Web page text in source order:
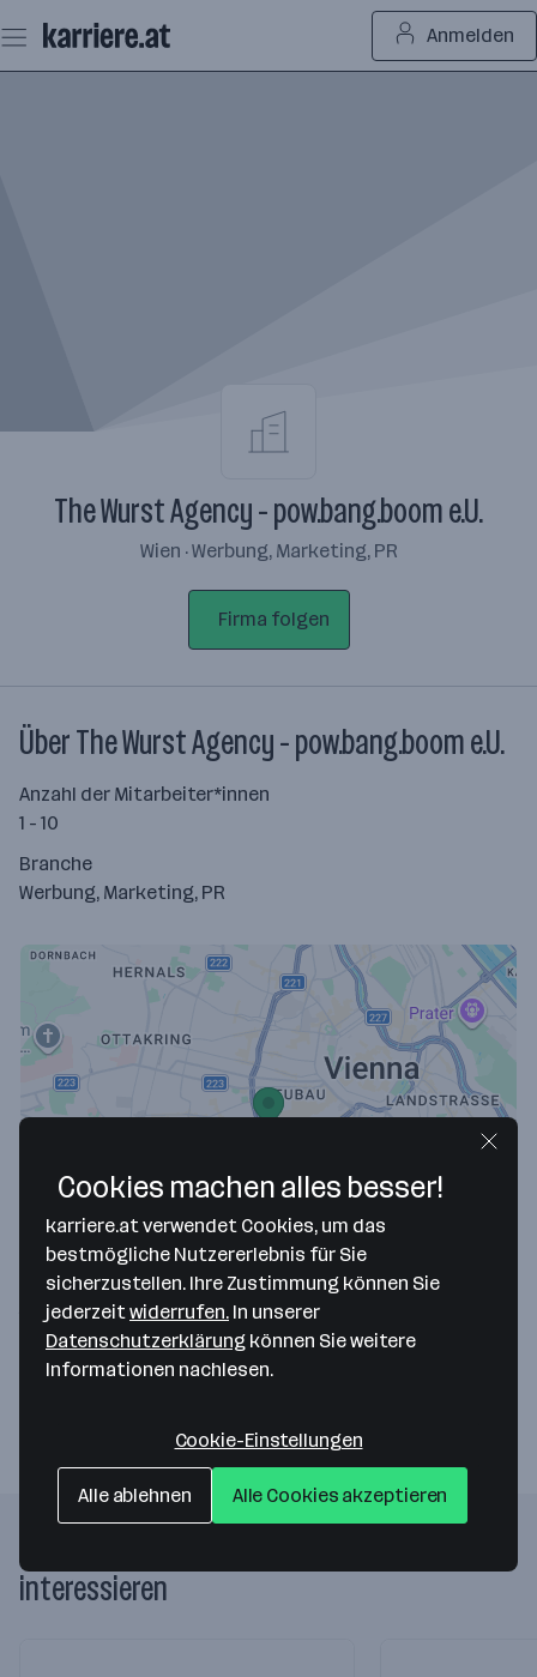
Seiteninhalt
springen
Anmelden
The Wurst Agency - pow.bang.boom e.U.
Wien · Werbung, Marketing, PR
Firma folgen
Über The Wurst Agency - pow.bang.boom e.U.
Anzahl der Mitarbeiter*innen
1 - 10
Branche
Werbung, Marketing, PR
Map data ©2026 Google
The Wurst Agency - pow.bang.boom e.U.
Stumpergasse 65
1060 Wien— Route berechnen
Webseite
interessieren
Cookies machen alles besser!
karriere.at verwendet Cookies, um das
bestmögliche Nutzererlebnis für Sie
sicherzustellen. Ihre Zustimmung können Sie
jederzeit widerrufen. In unserer
Datenschutzerklärung können Sie weitere
Informationen nachlesen.
Cookie-Einstellungen
Alle ablehnen Alle Cookies akzeptieren